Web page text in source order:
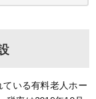
いる有料老人ホー